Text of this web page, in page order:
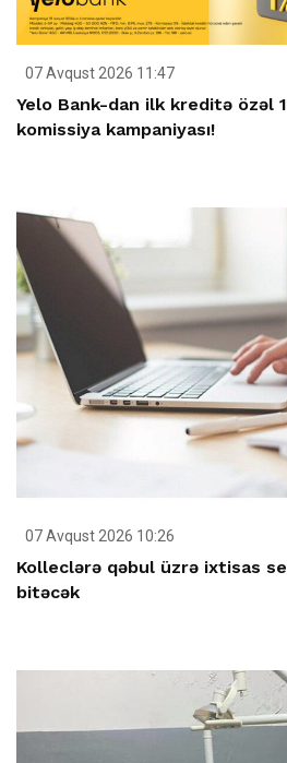
07 Avqust 2026 11:47
Yelo Bank-dan ilk kreditə özəl
komissiya kampaniyası!
07 Avqust 2026 10:26
Kolleclərə qəbul üzrə ixtisas
bitəcək